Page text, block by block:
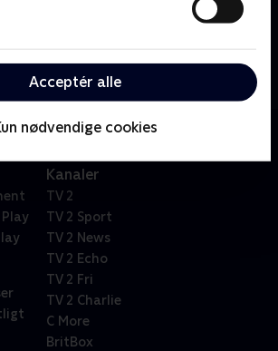
Acceptér alle
nødvendige cookies
i området med det ironiske
i Yorkshire.
Kanaler
TV 2
TV 2 Sport
TV 2 News
TV 2 Echo
TV 2 Fri
TV 2 Charlie
C More
BritBox